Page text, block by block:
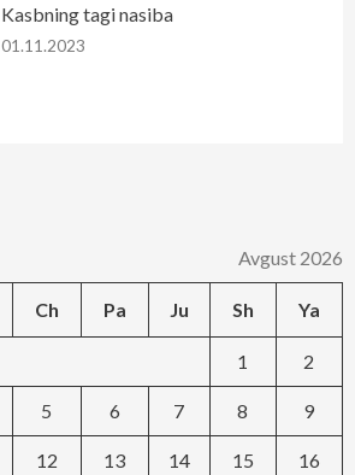
Kasbning tagi nasiba
01.11.2023
Avgust 2026
Ch Pa Ju Sh Ya
1 2
5 6 7 8 9
12 13 14 15 16